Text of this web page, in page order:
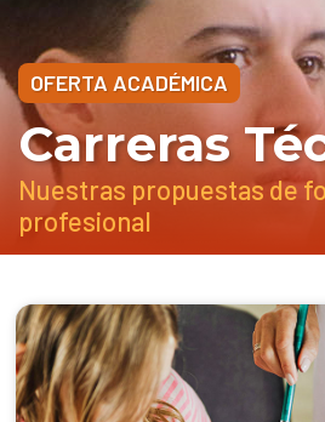
OFERTA ACADÉMICA
Carreras
Nuestras propuestas de
profesional